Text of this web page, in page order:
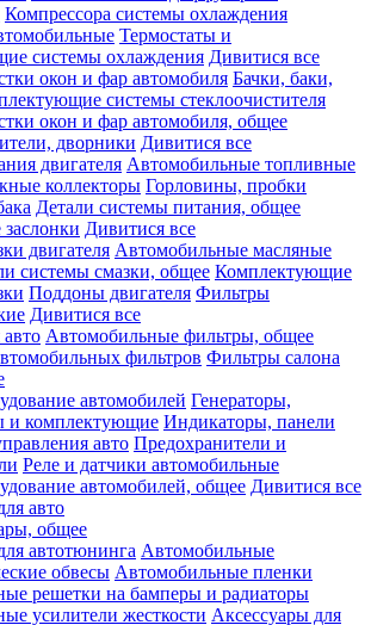
Компрессора системы охлаждения
Термостаты и
системы охлаждения Дивитися все
окон и фар автомобиля Бачки, баки,
системы стеклоочистителя
окон и фар автомобиля, общее
дворники Дивитися все
двигателя Автомобильные топливные
коллекторы Горловины, пробки
Детали системы питания, общее
Дивитися все
двигателя Автомобильные масляные
системы смазки, общее Комплектующие
Поддоны двигателя Фильтры
Дивитися все
Автомобильные фильтры, общее
фильтров Фильтры салона
автомобилей Генераторы,
и комплектующие Индикаторы, панели
авто Предохранители и
Реле и датчики автомобильные
автомобилей, общее Дивитися все
авто
общее
автотюнинга Автомобильные
обвесы Автомобильные пленки
решетки на бамперы и радиаторы
усилители жесткости Аксессуары для